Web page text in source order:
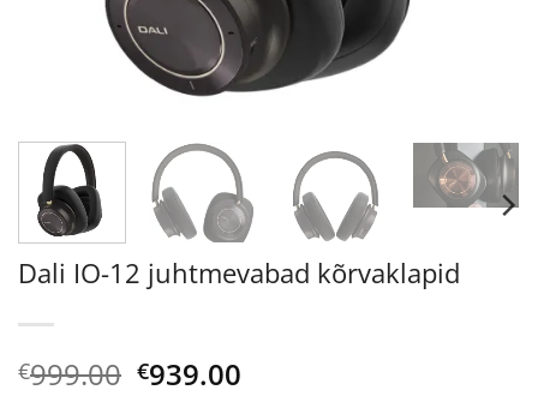
Dali IO-12 juhtmevabad kõrvaklapid
€999.00 Algne
€939.00